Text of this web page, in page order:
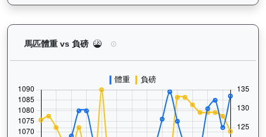
馬匹體重 vs 負磅 極速之星（G181）— 馬匹體重與負磅